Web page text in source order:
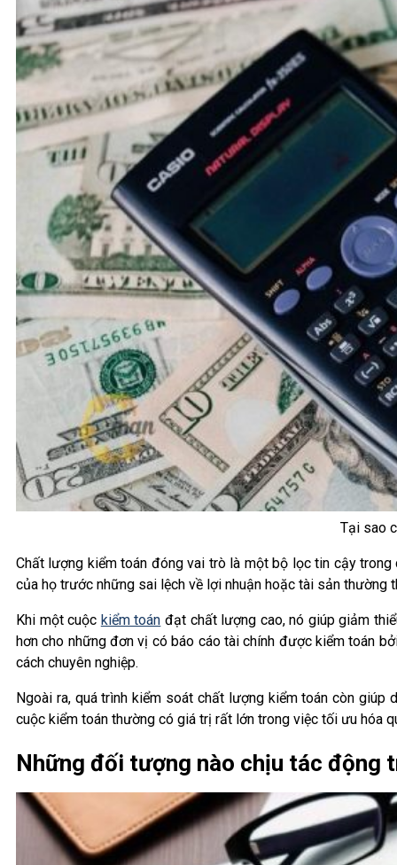
Tại sao
Chất lượng kiểm toán đóng vai trò là một bộ lọc tin cậy
của họ trước những sai lệch về lợi nhuận hoặc tài sản thường
Khi một cuộc kiểm toán đạt chất lượng cao, nó giúp giảm
hơn cho những đơn vị có báo cáo tài chính được kiểm toán
cách chuyên nghiệp.
Ngoài ra, quá trình kiểm soát chất lượng kiểm toán còn giúp
cuộc kiểm toán thường có giá trị rất lớn trong việc tối ưu hóa
Những đối tượng nào chịu tác